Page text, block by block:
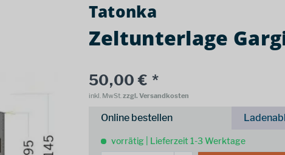
Tatonka
Zeltunterlage
50,00 € *
inkl. MwSt.zzgl. Versandkosten
Online bestellen
vorrätig | Lieferzeit 1-3 Werktage